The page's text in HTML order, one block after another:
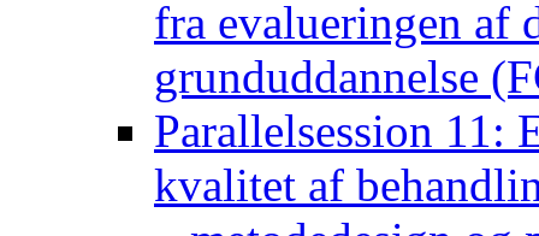
fra evalueringen af
grunduddannelse
Parallelsession 11:
kvalitet af